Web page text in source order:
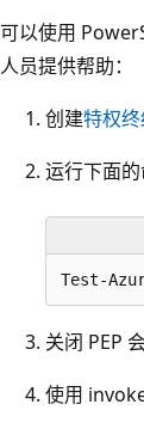
可以使用
人员提供帮助：
创建特权
运行下面的
关闭 PEP
使用